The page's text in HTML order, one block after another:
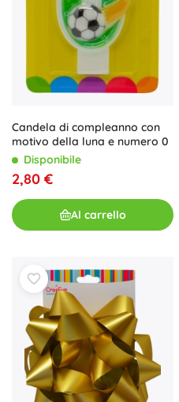
Candela di compleanno con
motivo della luna e numero 0
Disponibile
2,80 €
Al carrello